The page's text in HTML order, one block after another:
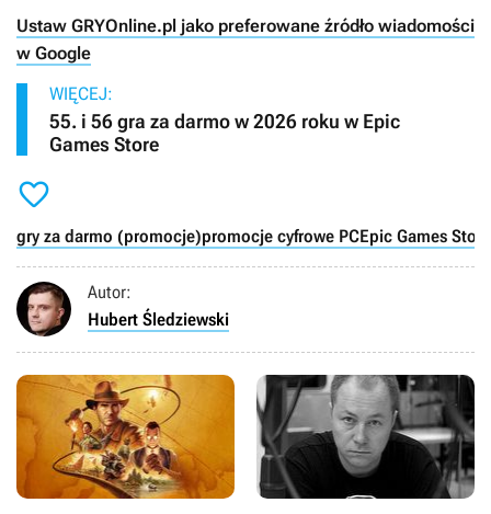
Ustaw GRYOnline.pl jako preferowane źródło wiadomości
w Google
WIĘCEJ:
55. i 56 gra za darmo w 2026 roku w Epic
Games Store

gry za darmo (promocje)promocje cyfrowe PCEpic Games Store
Autor:
Hubert Śledziewski